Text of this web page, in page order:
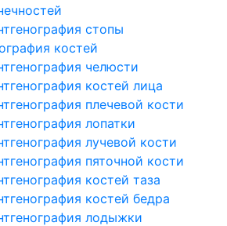
стопы
костей
челюсти
костей лица
плечевой кости
лопатки
лучевой кости
пяточной кости
костей таза
костей бедра
лодыжки